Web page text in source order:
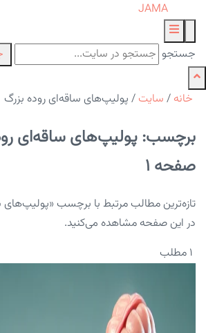
JAMA
جستجو
خانه / سایت / پولیپ‌های ساقه‌ای روده بزرگ
برچسب: پولیپ‌های ساقه‌ای
صفحه 1
تازه‌ترین مطالب مرتبط با برچسب «پولیپ‌های
در این صفحه مشاهده می‌کنید.
۱ مطلب